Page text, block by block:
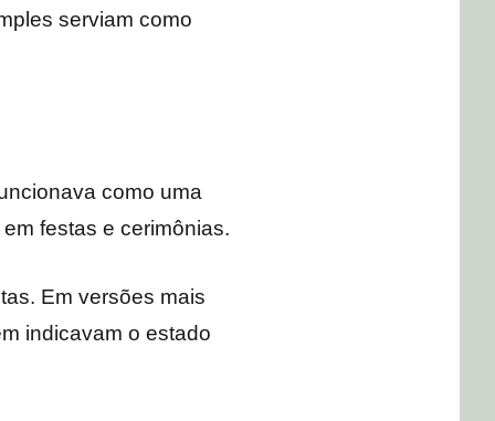
serviam como
como uma
festas e cerimônias.
Em versões mais
indicavam o estado